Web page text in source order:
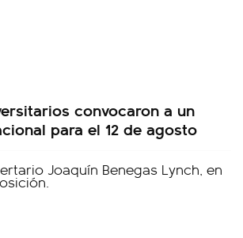
convocaron a un
para el 12 de agosto